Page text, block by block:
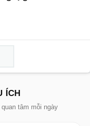
ÍCH
tâm mỗi ngày